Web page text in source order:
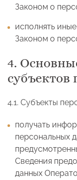
Законом о
исполнять
Законом о
4.
4.1. Субъекты
получать
персональных
Сведения
данных